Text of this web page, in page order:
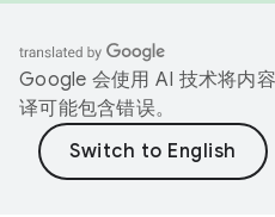
Google 会使用 AI 技术将内
译可能包含错误。